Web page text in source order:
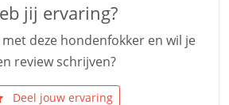
jij ervaring?
deze hondenfokker en wil je
review schrijven?
Deel jouw ervaring